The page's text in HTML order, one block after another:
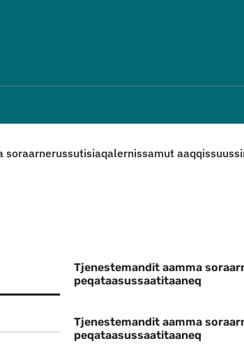
soraarnerussutisiaqalernissamut
Tjenestemandit aamma
peqataasussaatitaaneq
Tjenestemandit
Tjenestemandit aamma
peqataasussaatitaaneq